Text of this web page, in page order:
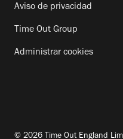
Aviso de privacidad
Time Out Group
Administrar cookies
© 2026 Time Out England